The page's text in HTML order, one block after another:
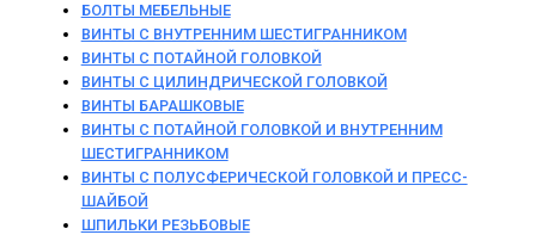
БОЛТЫ МЕБЕЛЬНЫЕ
ВИНТЫ С ВНУТРЕННИМ ШЕСТИГРАННИКОМ
ВИНТЫ С ПОТАЙНОЙ ГОЛОВКОЙ
ВИНТЫ С ЦИЛИНДРИЧЕСКОЙ ГОЛОВКОЙ
ВИНТЫ БАРАШКОВЫЕ
ВИНТЫ С ПОТАЙНОЙ ГОЛОВКОЙ И ВНУТРЕННИМ
ШЕСТИГРАННИКОМ
ВИНТЫ С ПОЛУСФЕРИЧЕСКОЙ ГОЛОВКОЙ И ПРЕСС-
ШАЙБОЙ
ШПИЛЬКИ РЕЗЬБОВЫЕ